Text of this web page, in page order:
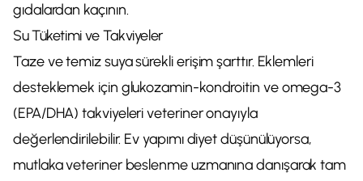
gıdalardan kaçının.
Su Tüketimi ve Takviyeler
Taze ve temiz suya sürekli erişim şarttır. Eklemleri
desteklemek için glukozamin-kondroitin ve omega-3
(EPA/DHA) takviyeleri veteriner onayıyla
değerlendirilebilir. Ev yapımı diyet düşünülüyorsa,
mutlaka veteriner beslenme uzmanına danışarak tam